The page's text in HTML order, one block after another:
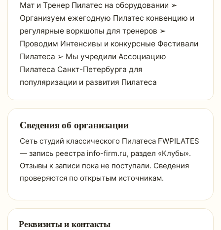
Мат и Тренер Пилатес на оборудовании ➢
Организуем ежегодную Пилатес конвенцию и
регулярные воркшопы для тренеров ➢
Проводим Интенсивы и конкурсные Фестивали
Пилатеса ➢ Мы учредили Ассоциацию
Пилатеса Санкт-Петербурга для
популяризации и развития Пилатеса
Сведения об организации
Сеть студий классического Пилатеса FWPILATES
— запись реестра info-firm.ru, раздел «Клубы».
Отзывы к записи пока не поступали. Сведения
проверяются по открытым источникам.
Реквизиты и контакты